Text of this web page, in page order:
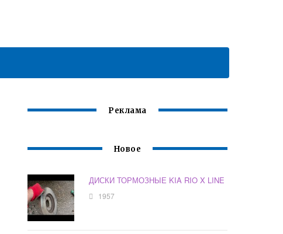
Реклама
Новое
ДИСКИ ТОРМОЗНЫЕ KIA RIO X LINE
1957